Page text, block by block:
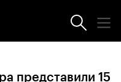
представили 15